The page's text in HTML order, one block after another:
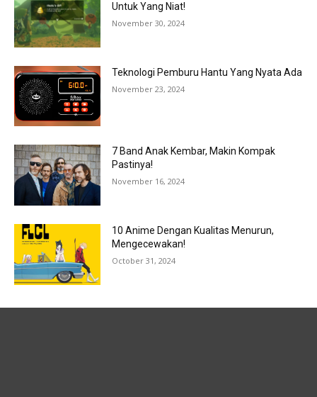
Untuk Yang Niat!
November 30, 2024
Teknologi Pemburu Hantu Yang Nyata Ada
November 23, 2024
7 Band Anak Kembar, Makin Kompak
Pastinya!
November 16, 2024
10 Anime Dengan Kualitas Menurun,
Mengecewakan!
October 31, 2024